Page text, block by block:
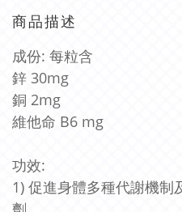
商品描述
成份: 每粒含
鋅 30mg
銅 2mg
維他命 B6 mg
功效:
1) 促進身體多種代謝機